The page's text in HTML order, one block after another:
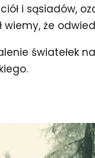
i sąsiadów,
że
światełek